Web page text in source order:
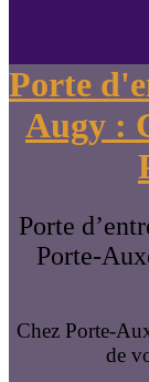
Porte
Augy :
Porte
Porte-
Chez Porte-
de